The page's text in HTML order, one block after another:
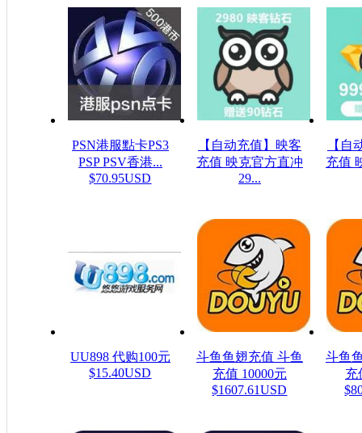
PSN港服點卡PS3
PSP PSV香港...
$70.95USD
【自动充值】映客
充值 映克官方直冲
29...
【自
充值
UU898 代购100元
$15.40USD
斗鱼鱼翅充值 斗鱼
充值 10000元
$1607.61USD
斗鱼
充